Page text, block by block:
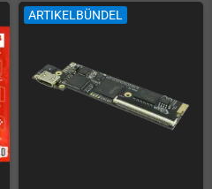
ARTIKELBÜNDEL